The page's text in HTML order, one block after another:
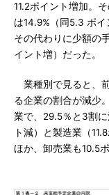
11.2ポイント増加。
は14.9%（同5.3 ポイ
その代わりに少額の
イント増）だった。
業種別で見ると、
る企業の割合が減少
業で、29.5％と3割
ト減）と製造業（
ほか、卸売業も10.5